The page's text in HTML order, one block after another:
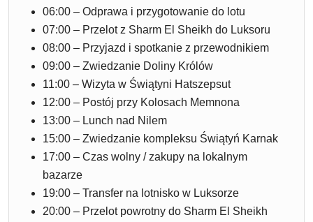
06:00 – Odprawa i przygotowanie do lotu
07:00 – Przelot z Sharm El Sheikh do Luksoru
08:00 – Przyjazd i spotkanie z przewodnikiem
09:00 – Zwiedzanie Doliny Królów
11:00 – Wizyta w Świątyni Hatszepsut
12:00 – Postój przy Kolosach Memnona
13:00 – Lunch nad Nilem
15:00 – Zwiedzanie kompleksu Świątyń Karnak
17:00 – Czas wolny / zakupy na lokalnym
bazarze
19:00 – Transfer na lotnisko w Luksorze
20:00 – Przelot powrotny do Sharm El Sheikh